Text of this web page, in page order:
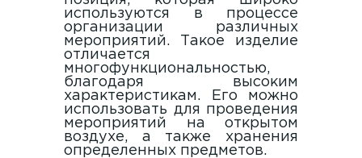
используются в процессе
организации различных
мероприятий. Такое изделие
отличается
многофункциональностью,
благодаря высоким
характеристикам. Его можно
использовать для проведения
мероприятий на открытом
воздухе, а также хранения
определенных предметов.